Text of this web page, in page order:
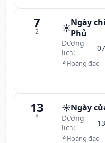
7
2 ☀️Ngày
Phủ
Dương
lịch:
⭐Hoàng đạo
13
8
☀️Ngày
Dương
lịch:
⭐Hoàng đạo